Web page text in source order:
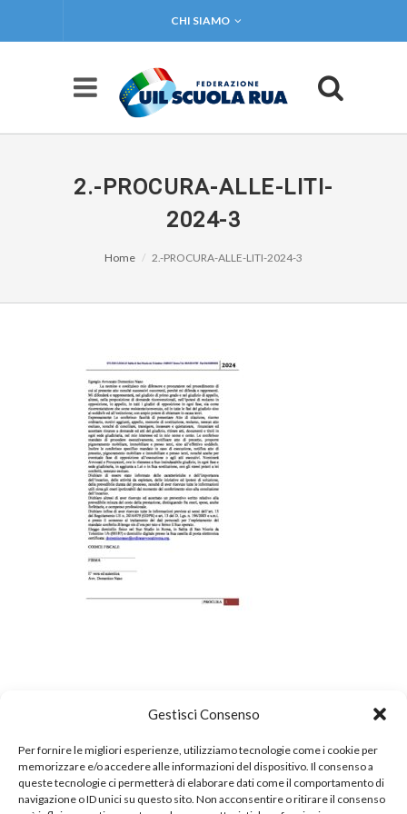
Gestisci Consenso
Per fornire le migliori esperienze, utilizziamo tecnologie come i cookie per
memorizzare e/o accedere alle informazioni del dispositivo. Il consenso a
queste tecnologie ci permetterà di elaborare dati come il comportamento di
navigazione o ID unici su questo sito. Non acconsentire o ritirare il consenso
CHI SIAMO
2.-PROCURA-ALLE-LITI-
2024-3
Home 2.-PROCURA-ALLE-LITI-2024-3